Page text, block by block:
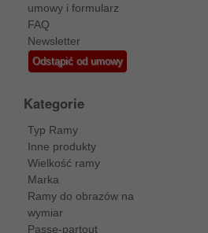
umowy i formularz
FAQ
Newsletter
Odstąpić od umowy
Kategorie
Typ Ramy
Inne produkty
Wielkość ramy
Marka
Ramy do obrazów na
wymiar
Passe-partout